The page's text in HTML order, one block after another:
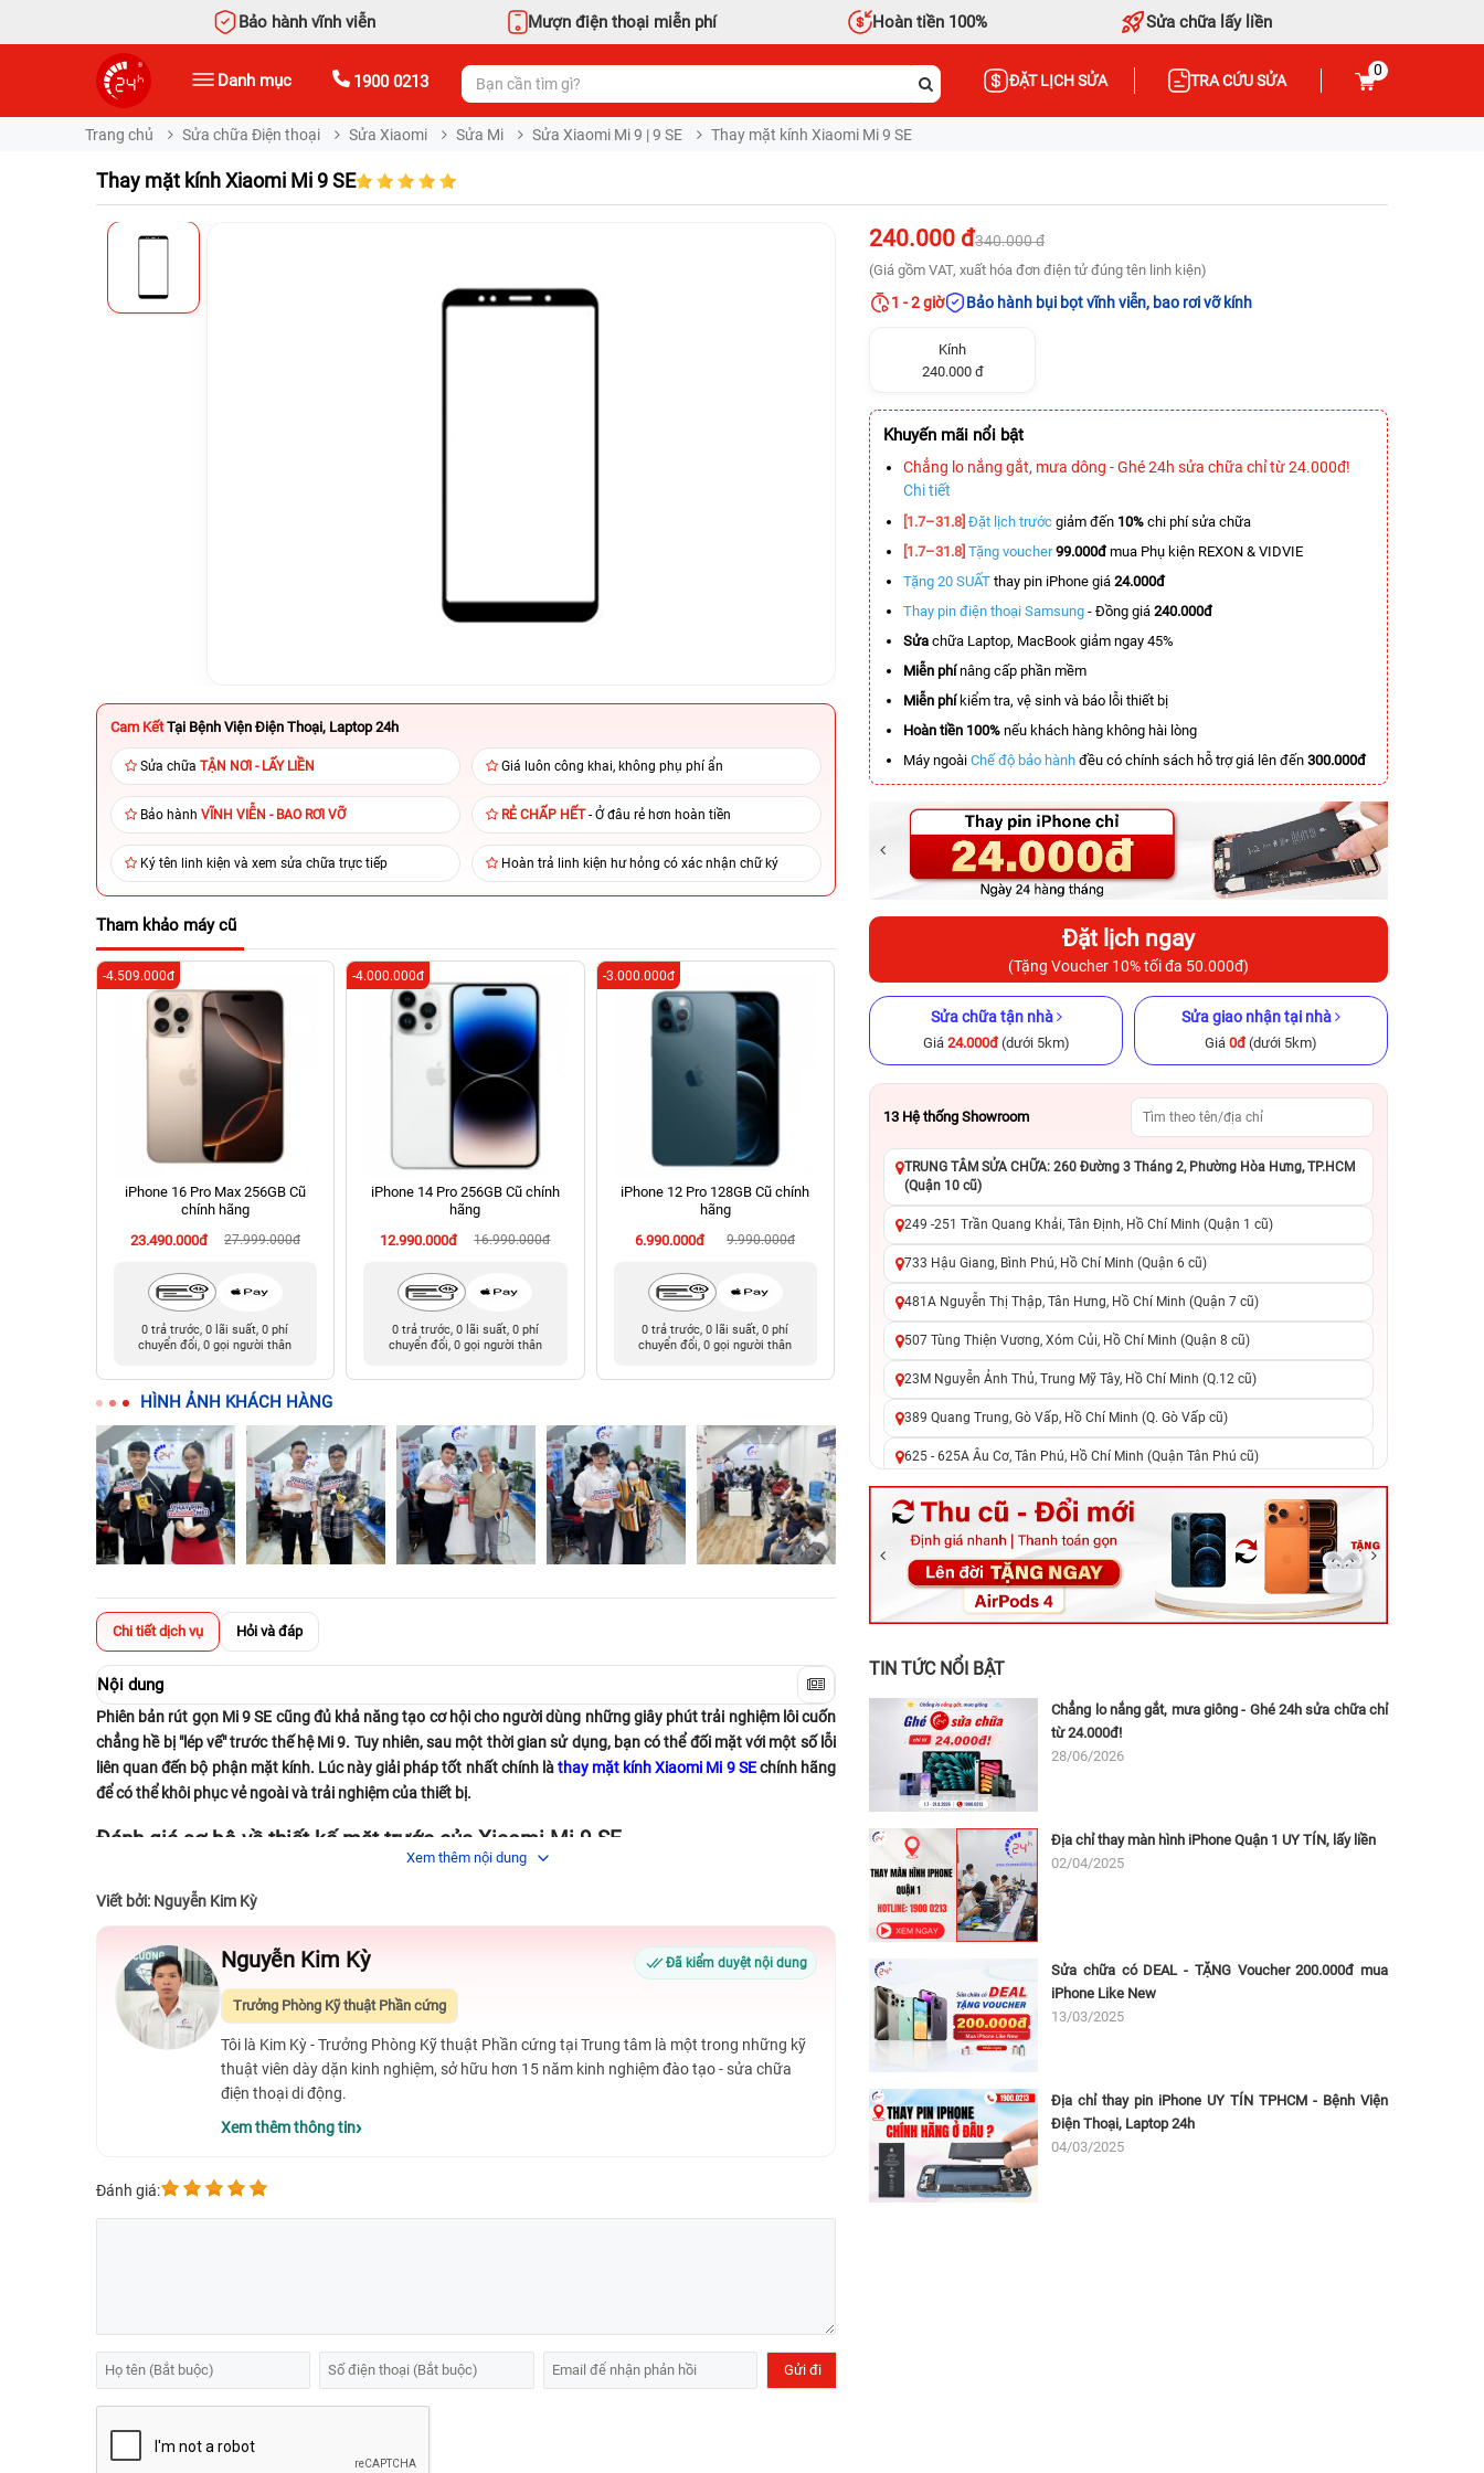
Bảo hành vĩnh viễn Mượn điện thoại miễn phí Hoàn tiền 100% Sửa chữa lấy liền
Danh mục 1900 0213 ĐẶT LỊCH SỬA TRA CỨU SỬA
0
Trang chủ Sửa chữa Điện thoại Sửa Xiaomi Sửa Mi Sửa Xiaomi Mi 9 | 9 SE Thay mặt kính Xiaomi Mi 9 SE
Thay mặt kính Xiaomi Mi 9 SE
Cam Kết Tại Bệnh Viện Điện Thoại, Laptop 24h
Sửa chữa TẬN NƠI - LẤY LIỀN Giá luôn công khai, không phụ phí ẩn
Bảo hành VĨNH VIỄN - BAO RƠI VỠ RẺ CHẤP HẾT- Ở đâu rẻ hơn hoàn tiền
Ký tên linh kiện và xem sửa chữa trực tiếp Hoàn trả linh kiện hư hỏng có xác nhận chữ ký
Tham khảo máy cũ
iPhone 16 Pro Max 256GB Cũ
chính hãng
23.490.000đ
27.999.000đ
-4.509.000đ
0 trả trước, 0 lãi suất, 0 phí
chuyển đổi, 0 gọi người thân
iPhone 14 Pro 256GB Cũ chính
hãng
12.990.000đ
16.990.000đ
-4.000.000đ
0 trả trước, 0 lãi suất, 0 phí
chuyển đổi, 0 gọi người thân
iPhone 12 Pro 128GB Cũ chính
hãng
6.990.000đ
9.990.000đ
-3.000.000đ
0 trả trước, 0 lãi suất, 0 phí
chuyển đổi, 0 gọi người thân
iPhone 13 256GB Cũ chính hãng
9.090.000đ 11.990.000đ
-2.900.000đ
chuyển đổi, 0 gọi người thân
hãng
6.490.000đ
13.290.000đ
-6.800.000đ
chuyển đổi, 0 gọi người thân
-2.000.000đ
HÌNH ẢNH KHÁCH HÀNG
Chi tiết dịch vụ Hỏi và đáp
Nội dung
Phiên bản rút gọn Mi 9 SE cũng đủ khả năng tạo cơ hội cho người dùng những giây phút trải nghiệm lôi cuốn
chẳng hề bị "lép vế" trước thế hệ Mi 9. Tuy nhiên, sau một thời gian sử dụng, bạn có thể đối mặt với một số lỗi
liên quan đến bộ phận mặt kính. Lúc này giải pháp tốt nhất chính làthay mặt kính Xiaomi Mi 9 SEchính hãng
để có thể khôi phục vẻ ngoài và trải nghiệm của thiết bị.
Đánh giá sơ bộ về thiết kế mặt trước của Xiaomi Mi 9 SE
và cùng với mật độ điểm ảnh đạt mức 432 ppi. Ngoài ra, đội ngũ chế tạo của Xiaomi cũng không quên trang
bị một màn hình Super AMOLED với độ phân giải Full HD+ (1080 X 2340 pixels), và có hỗ trợ HDR. Các thông
số này hứa hẹn mang đến nội dung hình ảnh với màu sắc rõ nét, mãn nhãn người dùng.
Mặc dù sở hữu màn hình quá lớn, nhưng với việc hãng tận dụng thiết kế nơi chứa camera theo tạo hình giọt
nước đã góp phần giúp không gian màn hình thêm phần rộng mở.
Xem thêm nội dung
Viết bởi: Nguyễn Kim Kỳ
Nguyễn Kim Kỳ Đã kiểm duyệt nội dung
Trưởng Phòng Kỹ thuật Phần cứng
Tôi là Kim Kỳ - Trưởng Phòng Kỹ thuật Phần cứng tại Trung tâm là một trong những kỹ
thuật viên dày dặn kinh nghiệm, sở hữu hơn 15 năm kinh nghiệm đào tạo - sửa chữa
điện thoại di động.
Xem thêm thông tin
Đánh giá:
240.000 đ340.000 đ
(Giá gồm VAT, xuất hóa đơn điện tử đúng tên linh kiện)
1 - 2 giờ Bảo hành bụi bọt vĩnh viễn, bao rơi vỡ kính
Kính
240.000 đ
Khuyến mãi nổi bật
Chẳng lo nắng gắt, mưa dông - Ghé 24h sửa chữa chỉ từ 24.000đ!
Chi tiết
[1.7–31.8] Đặt lịch trước giảm đến 10% chi phí sửa chữa
[1.7–31.8] Tặng voucher 99.000đmua Phụ kiện REXON & VIDVIE
Tặng 20 SUẤT thay pin iPhone giá 24.000đ
Thay pin điện thoại Samsung - Đồng giá 240.000đ
Sửa chữa Laptop, MacBook giảm ngay 45%
Miễn phínâng cấp phần mềm
Miễn phíkiểm tra, vệ sinh và báo lỗi thiết bị
Hoàn tiền 100% nếu khách hàng không hài lòng
Máy ngoài Chế độ bảo hành đều có chính sách hỗ trợ giá lên đến 300.000đ
Đặt lịch ngay
(Tặng Voucher 10% tối đa 50.000đ)
Sửa chữa tận nhà
Giá 24.000đ(dưới 5km)
Sửa giao nhận tại nhà
Giá 0đ(dưới 5km)
13 Hệ thống Showroom
TRUNG TÂM SỬA CHỮA: 260 Đường 3 Tháng 2, Phường Hòa Hưng, TP.HCM
(Quận 10 cũ)
249 -251 Trần Quang Khải, Tân Định, Hồ Chí Minh (Quận 1 cũ)
733 Hậu Giang, Bình Phú, Hồ Chí Minh (Quận 6 cũ)
481A Nguyễn Thị Thập, Tân Hưng, Hồ Chí Minh (Quận 7 cũ)
507 Tùng Thiện Vương, Xóm Củi, Hồ Chí Minh (Quận 8 cũ)
23M Nguyễn Ảnh Thủ, Trung Mỹ Tây, Hồ Chí Minh (Q.12 cũ)
389 Quang Trung, Gò Vấp, Hồ Chí Minh (Q. Gò Vấp cũ)
625 - 625A Âu Cơ, Tân Phú, Hồ Chí Minh (Quận Tân Phú cũ)
326 Lê Văn Việt, Tăng Nhơn Phú, Hồ Chí Minh (Q.9 TP. Thủ Đức cũ)
256 Võ Văn Ngân, Thủ Đức, Hồ Chí Minh (Bình Thọ, TP. Thủ Đức Cũ)
70 Nguyễn An Ninh, Dĩ An, Hồ Chí Minh (Bình Dương Cũ)
24h Vũng Tàu: 162A Ba Cu, Vũng Tàu, Hồ Chí Minh (TP. Vũng Tàu cũ)
TIN TỨC NỔI BẬT
Chẳng lo nắng gắt, mưa giông - Ghé 24h sửa chữa chỉ
từ 24.000đ!
28/06/2026
Địa chỉ thay màn hình iPhone Quận 1 UY TÍN, lấy liền
02/04/2025
Sửa chữa có DEAL - TẶNG Voucher 200.000đ mua
iPhone Like New
13/03/2025
Địa chỉ thay pin iPhone UY TÍN TPHCM - Bệnh Viện
Điện Thoại, Laptop 24h
04/03/2025